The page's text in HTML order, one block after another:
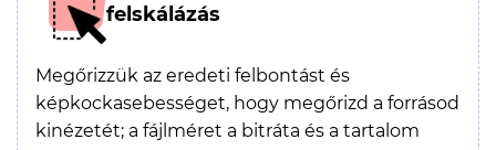
felskálázás
Megőrizzük az eredeti felbontást és
képkockasebességet, hogy megőrizd a forrásod
kinézetét; a fájlméret a bitráta és a tartalom